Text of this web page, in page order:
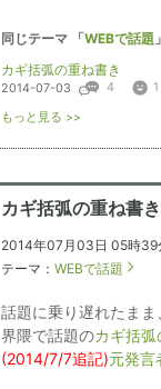
同じテーマ 「WEBで話題
カギ括弧の重ね書き
2014-07-03 4 1
もっと見る >>
カギ括弧の重ね書き
2014年07月03日 05時39
テーマ： WEBで話題
話題に乗り遅れたま
界隈で話題のカギ括
(2014/7/7追記)元発言